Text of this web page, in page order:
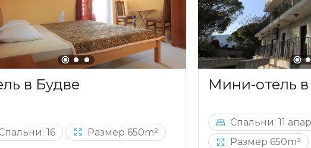
в Будве
16 Размер 650m²
Мини-отель
Спальни: 11
Размер 650m²